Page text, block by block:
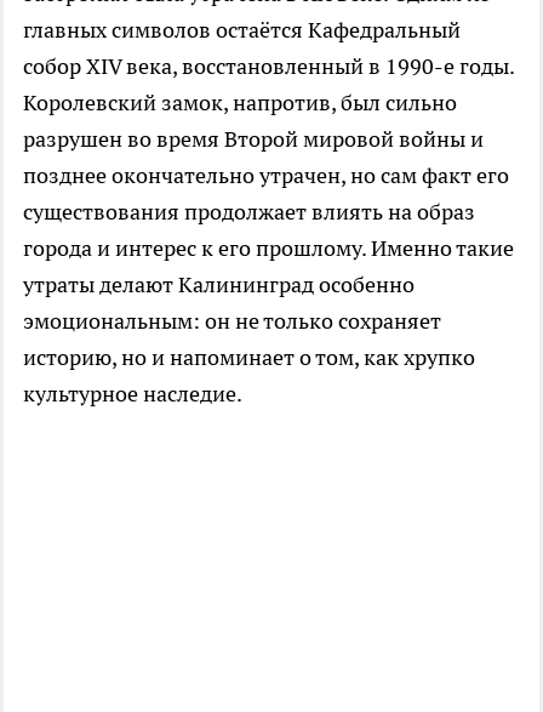
главных символов остаётся Кафедральный
собор XIV века, восстановленный в 1990-е годы.
Королевский замок, напротив, был сильно
разрушен во время Второй мировой войны и
позднее окончательно утрачен, но сам факт его
существования продолжает влиять на образ
города и интерес к его прошлому. Именно такие
утраты делают Калининград особенно
эмоциональным: он не только сохраняет
историю, но и напоминает о том, как хрупко
культурное наследие.